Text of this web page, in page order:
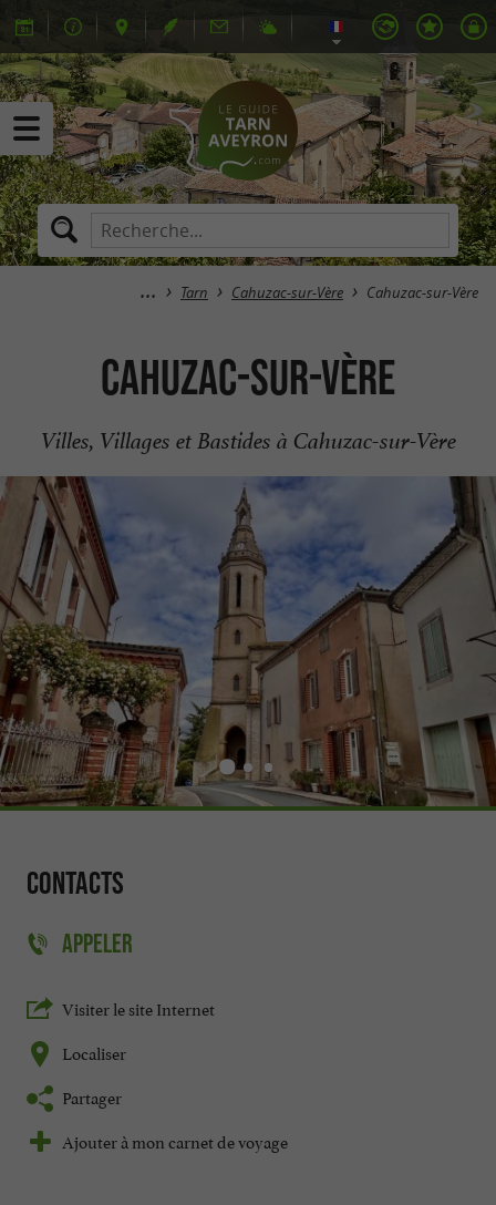
Tarn Cahuzac-sur-Vère Cahuzac-sur-Vère
Cahuzac-sur-Vère
Villes, Villages et Bastides à Cahuzac-sur-Vère
Contacts
APPELER
Visiter le site Internet
Localiser
Partager
Ajouter à mon carnet de voyage